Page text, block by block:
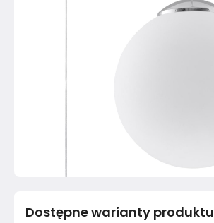
Dostępne warianty produktu